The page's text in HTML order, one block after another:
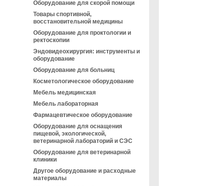
Оборудование для скорой помощи
Товары спортивной,
восстановительной медицины
Оборудование для проктологии и
ректоскопии
Эндовидеохирургия: инструменты и
оборудование
Оборудование для больниц
Косметологическое оборудование
Мебель медицинская
Мебель лабораторная
Фармацевтическое оборудование
Оборудование для оснащения
пищевой, экологической,
ветеринарной лабораторий и СЭС
Оборудование для ветеринарной
клиники
Другое оборудование и расходные
материалы